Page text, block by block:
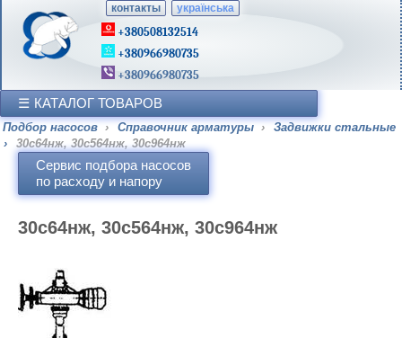
контакты українська
+380508132514
+380966980735
+380966980735
КАТАЛОГ ТОВАРОВ
Подбор насосов › Справочник арматуры ›
Задвижки стальные
›
30с64нж, 30с564нж, 30с964нж
Сервис подбора насосов
по расходу и напору
30с64нж, 30с564нж, 30с964нж